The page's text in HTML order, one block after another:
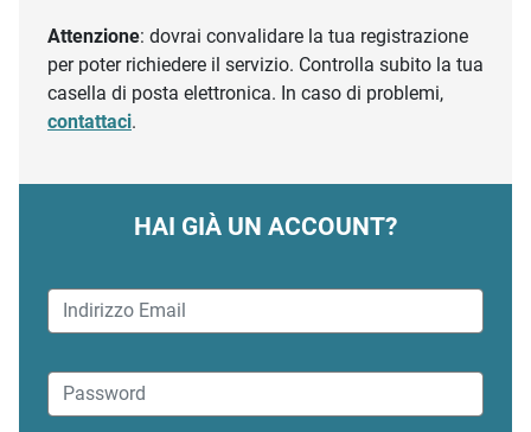
Attenzione: dovrai convalidare la tua registrazione
per poter richiedere il servizio. Controlla subito la tua
casella di posta elettronica. In caso di problemi,
contattaci.
HAI GIÀ UN ACCOUNT?